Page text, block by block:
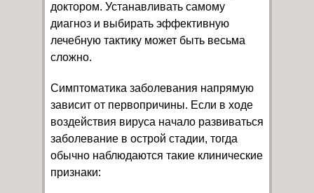
доктором. Устанавливать самому
диагноз и выбирать эффективную
лечебную тактику может быть весьма
сложно.
Симптоматика заболевания напрямую
зависит от первопричины. Если в ходе
воздействия вируса начало развиваться
заболевание в острой стадии, тогда
обычно наблюдаются такие клинические
признаки: